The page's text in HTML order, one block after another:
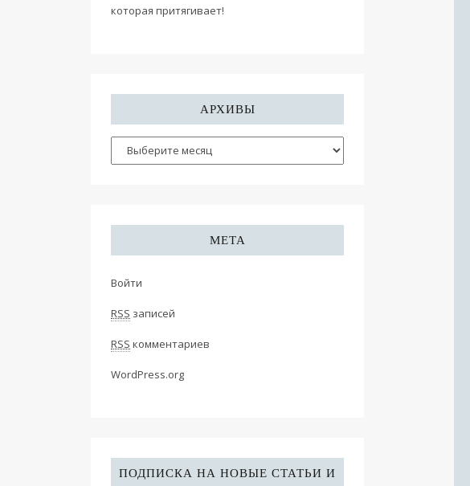
которая притягивает!
АРХИВЫ
МЕТА
Войти
RSS записей
RSS комментариев
WordPress.org
ПОДПИСКА НА НОВЫЕ СТАТЬИ И